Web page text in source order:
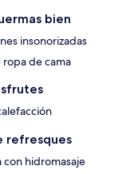
bien
insonorizadas
ropa de cama
refresques
con hidromasaje